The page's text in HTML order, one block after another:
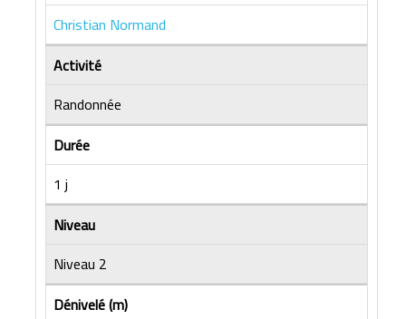
Christian Normand
Activité
Randonnée
Durée
1 j
Niveau
Niveau 2
Dénivelé (m)